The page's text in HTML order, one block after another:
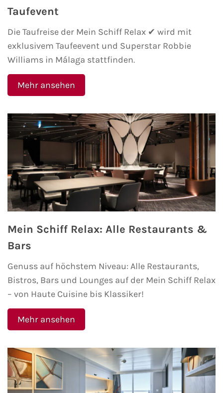
Mein Schiff Transreisen
Mein Schiff Ostsee
Mein Schiff Asien
Mittelmeer-Kreuzfahrt
Karibik-Kreuzfahrt
Ostsee-Kreuzfahrt
Westeuropa-Kreuzfahrt
Norwegen-Kreuzfahrt
Weltreise-Kreuzfahrt
Reedereien
AIDA Cruises
MSC Kreuzfahrten
Costa Kreuzfahrten
Taufevent
Die Taufreise der Mein Schiff Relax ✔ wird mit
exklusivem Taufeevent und Superstar Robbie
Williams in Málaga stattfinden.
Mehr ansehen
Mein Schiff Relax: Alle Restaurants &
Bars
Genuss auf höchstem Niveau: Alle Restaurants,
Bistros, Bars und Lounges auf der Mein Schiff Relax
– von Haute Cuisine bis Klassiker!
Mehr ansehen